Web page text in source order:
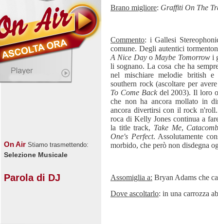
On Air Stiamo trasmettendo:
Selezione Musicale
Parola di DJ
Brano migliore: Graffiti On The
Commento: i Gallesi
comune. Degli autentici
A Nice Dayo Maybe Tomorrowi
li sognano. La cosa che ha
nel mischiare melodie british
southern rock (ascoltare per
To Come Backdel 2003). Il loro
che non ha ancora mollato in
ancora divertirsi con il rock
roca di Kelly Jones continua a
la title track, Take Me,
One's Perfect. Assolutamente
morbido, che però non disdegna
Assomiglia a: Bryan Adams che
Dove ascoltarlo: in una carrozza